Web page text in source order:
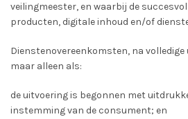
veilingmeester, en waarbij de
producten, digitale inhoud en/of
Dienstenovereenkomsten, na
maar alleen als:
de uitvoering is begonnen met
instemming van de consument; en